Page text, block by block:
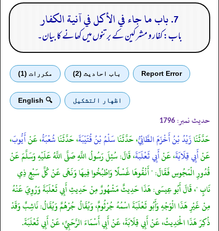
7. باب ما جاء في الأكل في آنية الكفار
باب: کفار و مشرکین کے برتنوں میں کھانے کا بیان۔
Report Error باب احادیث (2) مكررات (1)
اظهار التشكيل 🔍 English
حدیث نمبر: 1796
حَدَّثَنَازَيْدُ بْنُ أَخْزَمَ الطَّائِيُّ، حَدَّثَنَاسَلْمُ بْنُ قُتَيْبَةَ، حَدَّثَنَاشُعْبَةُ، عَنْأَيُّوبَ،
عَنْأَبِي قِلَابَةَ، عَنْأَبِي ثَعْلَبَةَ، قَالَ: سُئِلَ رَسُولُ اللَّهِ صَلَّى اللَّهُ عَلَيْهِ وَسَلَّمَ عَنْ
قُدُورِ الْمَجُوسِ فَقَالَ: " أَنْقُوهَا غَسْلًا وَاطْبُخُوا فِيهَا وَنَهَى عَنْ كُلِّ سَبْعٍ ذِي
نَابٍ "، قَالَ أَبُو عِيسَى: هَذَا حَدِيثٌ مَشْهُورٌ مِنْ حَدِيثِ أَبِي ثَعْلَبَةَ وَرُوِيَ عَنْهُ
مِنْ غَيْرِ هَذَا الْوَجْهِ وَأَبُو ثَعْلَبَةَ اسْمُهُ جُرْثُومٌ، وَيُقَالُ جُرْهُمٌ وَيُقَالُ: نَاشِبٌ وَقَدْ
ذُكِرَ هَذَا الْحَدِيثُ، عَنْ أَبِي قِلَابَةَ، عَنْ أَبِي أَسْمَاءَ الرَّحَبِيِّ، عَنْ أَبِي ثَعْلَبَةَ.